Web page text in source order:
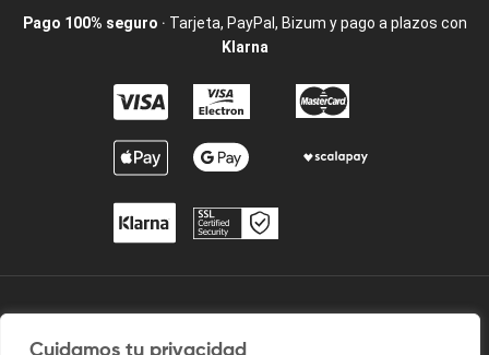
Cuidamos tu privacidad
Pago 100% seguro · Tarjeta, PayPal, Bizum y pago a plazos con
Klarna
2009 / ©2025 Camisetaspersonalizadas.com. Todos los derechos
reservados.